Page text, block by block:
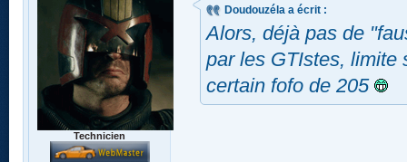
Technicien
Doudouzéla a écrit :
Alors, déjà pas de
par les GTIstes,
certain fofo de 205